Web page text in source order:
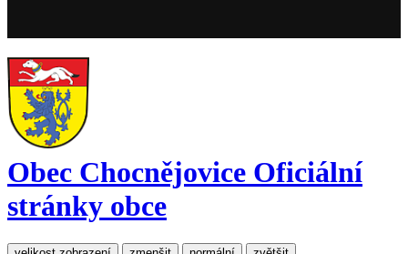
Obec Chocnějovice Oficiální
stránky obce